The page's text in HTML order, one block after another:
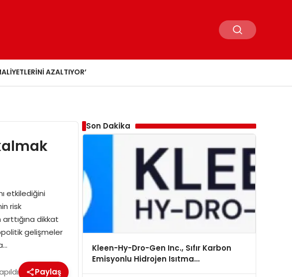
AZALTIYOR’
etkilediğini
risk
dikkat
gelişmeler
Paylaş
Son Dakika
Kleen-Hy-Dro-Gen Inc., Sıfır Karbon
Emisyonlu Hidrojen Isıtma